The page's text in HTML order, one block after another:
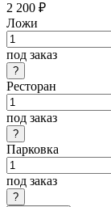
2 200 ₽
Ложи
под заказ
Ресторан
под заказ
Парковка
под заказ